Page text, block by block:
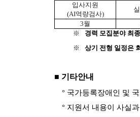
입사지원
(AI역량검사)
3월
※ 경력 모집분야 최
※ 상기 전형 일정은
■ 기타안내
° 국가등록장애인 및
° 지원서 내용이 사실